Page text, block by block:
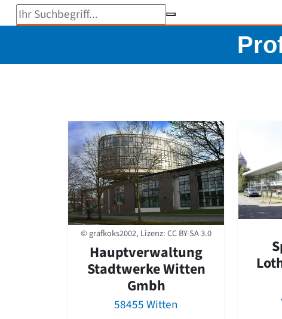
Suchbegriff eingeben
© grafkoks2002, Lizenz:CC BY-SA 3.0
Hauptverwaltung
Stadtwerke Witten
Gmbh
58455 Witten